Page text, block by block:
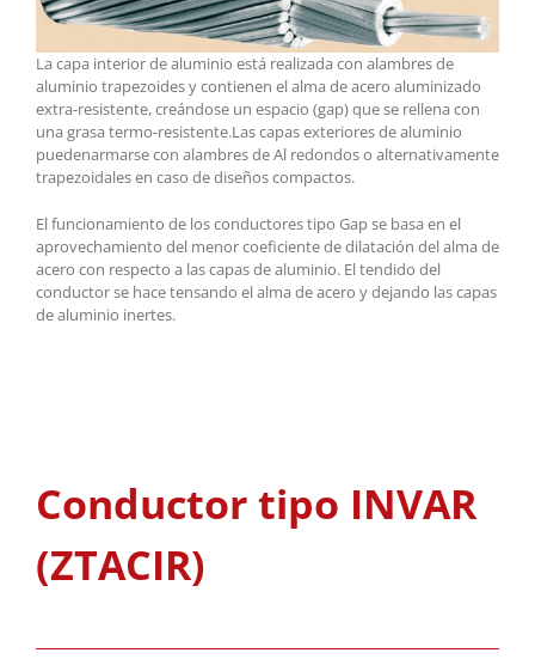
La capa interior de aluminio está realizada con alambres de
aluminio trapezoides y contienen el alma de acero aluminizado
extra-resistente, creándose un espacio (gap) que se rellena con
una grasa termo-resistente.Las capas exteriores de aluminio
puedenarmarse con alambres de Al redondos o alternativamente
trapezoidales en caso de diseños compactos.
El funcionamiento de los conductores tipo Gap se basa en el
aprovechamiento del menor coeficiente de dilatación del alma de
acero con respecto a las capas de aluminio. El tendido del
conductor se hace tensando el alma de acero y dejando las capas
de aluminio inertes.
Conductor tipo INVAR
(ZTACIR)